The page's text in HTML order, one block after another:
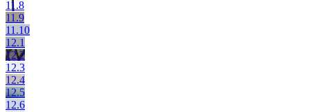
11.8
11.9
11.10
12.1
12.2
12.3
12.4
12.5
12.6